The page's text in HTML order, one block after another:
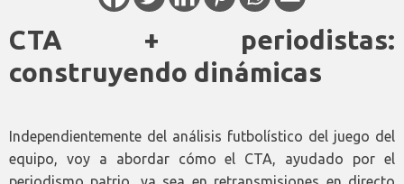
CTA + periodistas:
construyendo dinámicas
Independientemente del análisis futbolístico del juego del
equipo, voy a abordar cómo el CTA, ayudado por el